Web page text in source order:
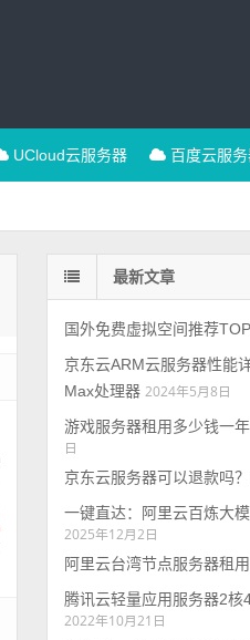
UCloud云服务器 百度云服
最新文章
国外免费虚拟空间推荐
京东云ARM云服务器性能
Max处理器 2024年5月8日
游戏服务器租用多少钱一
日
京东云服务器可以退款吗
一键直达：阿里云百炼大
2025年12月2日
阿里云台湾节点服务器租用
腾讯云轻量应用服务器2
2022年10月21日